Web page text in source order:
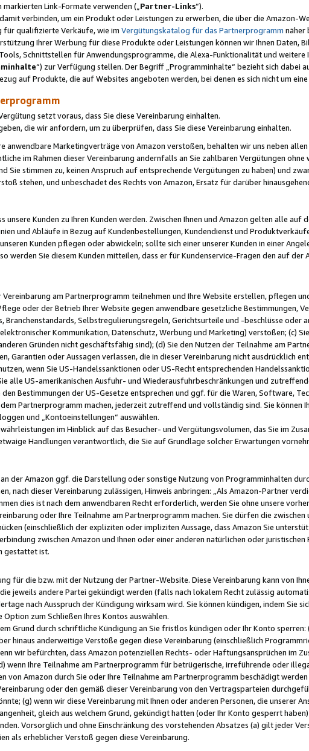
Link-Formate verwenden („ Partner-Links“).
verbinden, um ein Produkt oder Leistungen zu erwerben, die über die Amazon-
für qualifizierte Verkäufe, wie im Vergütungskatalog für das Partnerprogramm näher
Ihrer Werbung für diese Produkte oder Leistungen können wir Ihnen Daten,
Schnittstellen für Anwendungsprogramme, die Alexa-Funktionalität und weitere
“) zur Verfügung stellen. Der Begriff „Programminhalte“ bezieht sich dabei
auf Produkte, die auf Websites angeboten werden, bei denen es sich nicht um
setzt voraus, dass Sie diese Vereinbarung einhalten.
die wir anfordern, um zu überprüfen, dass Sie diese Vereinbarung einhalten.
anwendbare Marketingverträge von Amazon verstoßen, behalten wir uns neben
im Rahmen dieser Vereinbarung andernfalls an Sie zahlbaren Vergütungen
stimmen zu, keinen Anspruch auf entsprechende Vergütungen zu haben) und
stehen, und unbeschadet des Rechts von Amazon, Ersatz für darüber
Kunden zu Ihren Kunden werden. Zwischen Ihnen und Amazon gelten alle auf
und Abläufe in Bezug auf Kundenbestellungen, Kundendienst und
Kunden pflegen oder abwickeln; sollte sich einer unserer Kunden in einer
werden Sie diesem Kunden mitteilen, dass er für Kundenservice-Fragen den auf der
Vereinbarung am Partnerprogramm teilnehmen und Ihre Website erstellen, pflegen
oder der Betrieb Ihrer Website gegen anwendbare gesetzliche Bestimmungen,
Branchenstandards, Selbstregulierungsregeln, Gerichtsurteile und -beschlüsse oder
Kommunikation, Datenschutz, Werbung und Marketing) verstoßen; (c)
Gründen nicht geschäftsfähig sind); (d) Sie den Nutzen der Teilnahme am
Garantien oder Aussagen verlassen, die in dieser Vereinbarung nicht ausdrücklich
wenn Sie US-Handelssanktionen oder US-Recht entsprechenden
alle US-amerikanischen Ausfuhr- und Wiederausfuhrbeschränkungen und
Bestimmungen der US-Gesetze entsprechen und ggf. für die Waren, Software,
Partnerprogramm machen, jederzeit zutreffend und vollständig sind. Sie können
und „Kontoeinstellungen“ auswählen.
im Hinblick auf das Besucher- und Vergütungsvolumen, das Sie im
Handlungen verantwortlich, die Sie auf Grundlage solcher Erwartungen
der Amazon ggf. die Darstellung oder sonstige Nutzung von Programminhalten
nach dieser Vereinbarung zulässigen, Hinweis anbringen: „Als Amazon-Partner
dies ist nach dem anwendbaren Recht erforderlich, werden Sie ohne unsere
oder Ihre Teilnahme am Partnerprogramm machen. Sie dürfen die zwischen
(einschließlich der expliziten oder impliziten Aussage, dass Amazon Sie
zwischen Amazon und Ihnen oder einer anderen natürlichen oder juristischen
gestattet ist.
für die bzw. mit der Nutzung der Partner-Website. Diese Vereinbarung kann von
jeweils andere Partei gekündigt werden (falls nach lokalem Recht zulässig
nach Ausspruch der Kündigung wirksam wird. Sie können kündigen, indem Sie
zum Schließen Ihres Kontos auswählen.
Grund durch schriftliche Kündigung an Sie fristlos kündigen oder Ihr Konto sperren:
hinaus anderweitige Verstöße gegen diese Vereinbarung (einschließlich
wir befürchten, dass Amazon potenziellen Rechts- oder Haftungsansprüchen im
wenn Ihre Teilnahme am Partnerprogramm für betrügerische, irreführende oder
von Amazon durch Sie oder Ihre Teilnahme am Partnerprogramm beschädigt
oder den gemäß dieser Vereinbarung von den Vertragsparteien
(g) wenn wir diese Vereinbarung mit Ihnen oder anderen Personen, die unserer
gleich aus welchem Grund, gekündigt hatten (oder Ihr Konto gesperrt
Vorsorglich und ohne Einschränkung des vorstehenden Absatzes (a) gilt jeder
als erheblicher Verstoß gegen diese Vereinbarung.